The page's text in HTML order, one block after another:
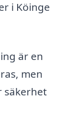
i Köinge
är en
men
säkerhet